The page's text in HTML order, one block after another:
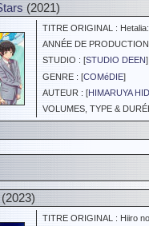
(2021)
TITRE ORIGINAL :
ANNÉE DE
STUDIO : [STUDIO DEEN]
GENRE : [COMéDIE]
AUTEUR : [HIMARUYA
VOLUMES, TYPE &
(2023)
TITRE ORIGINAL : Hiiro